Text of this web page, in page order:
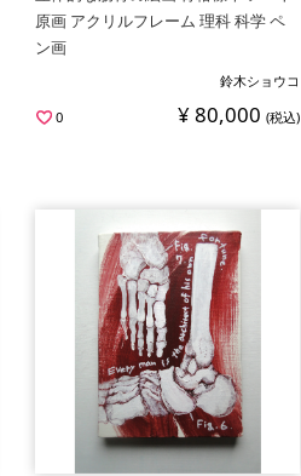
原画 アクリルフレーム 理科 科学 ペ
ン画
鈴木ショウコ
0
¥ 80,000 (税込)